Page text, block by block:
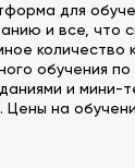
для
и все, что
количество
обучения
и мини-
Цены на
и учиться